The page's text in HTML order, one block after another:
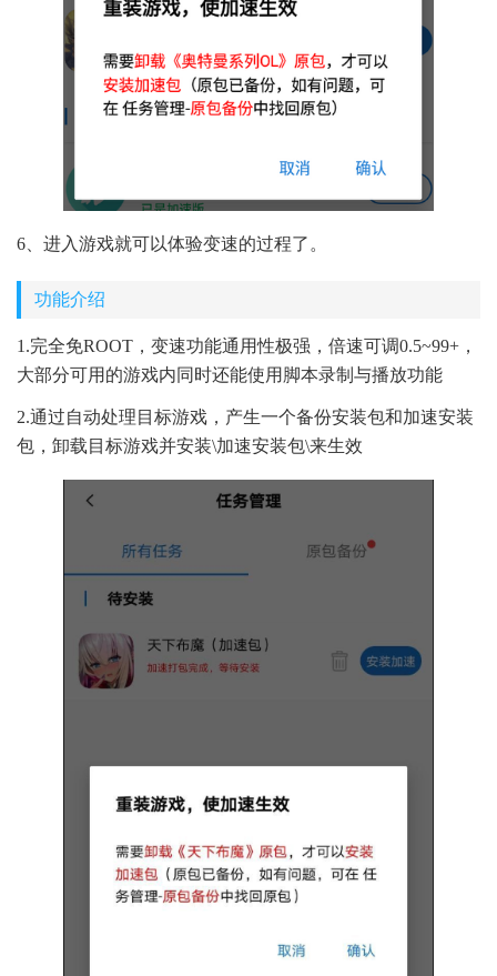
6、进入游戏就可以体验变速的过程了。
功能介绍
1.完全免ROOT，变速功能通用性极强，倍速可调0.5~99+，
大部分可用的游戏内同时还能使用脚本录制与播放功能
2.通过自动处理目标游戏，产生一个备份安装包和加速安装
包，卸载目标游戏并安装\加速安装包\来生效